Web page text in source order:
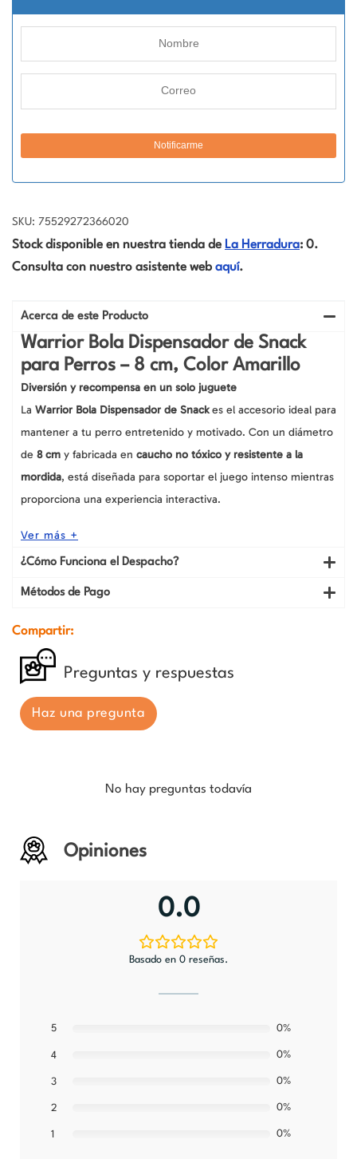
SKU: 75529272366020
Stock disponible en nuestra tienda de La Herradura: 0.
Consulta con nuestro asistente web aquí.
Acerca de este Producto
Warrior Bola Dispensador de Snack
para Perros – 8 cm, Color Amarillo
Diversión y recompensa en un solo juguete
La Warrior Bola Dispensador de Snackes el accesorio ideal para
mantener a tu perro entretenido y motivado. Con un diámetro
de 8 cm y fabricada en caucho no tóxico y resistente a la
mordida, está diseñada para soportar el juego intenso mientras
proporciona una experiencia interactiva.
Ver más +
¿Cómo Funciona el Despacho?
Métodos de Pago
Compartir:
Preguntas y respuestas
Haz una pregunta
No hay preguntas todavía
Opiniones
0.0
Basado en 0 reseñas.
5 0%
4 0%
3 0%
2 0%
1 0%